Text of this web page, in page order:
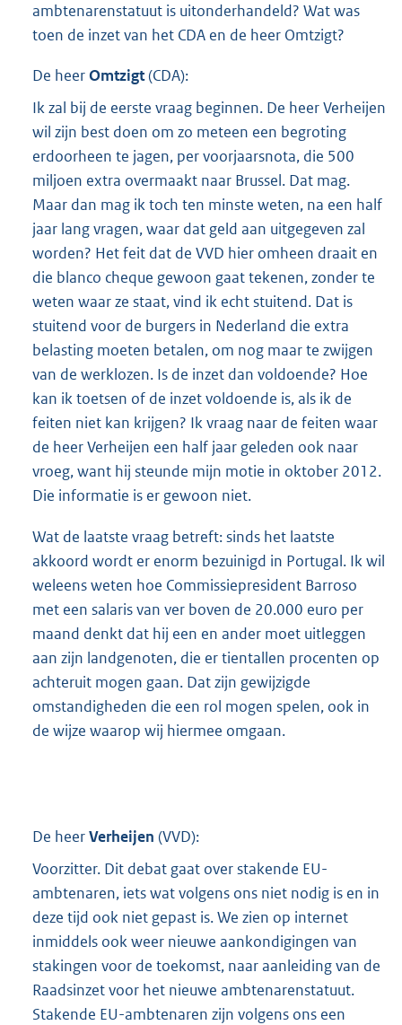
ambtenarenstatuut is uitonderhandeld? Wat was
toen de inzet van het CDA en de heer Omtzigt?
De heerOmtzigt(CDA):
Ik zal bij de eerste vraag beginnen. De heer Verheijen
wil zijn best doen om zo meteen een begroting
erdoorheen te jagen, per voorjaarsnota, die 500
miljoen extra overmaakt naar Brussel. Dat mag.
Maar dan mag ik toch ten minste weten, na een half
jaar lang vragen, waar dat geld aan uitgegeven zal
worden? Het feit dat de VVD hier omheen draait en
die blanco cheque gewoon gaat tekenen, zonder te
weten waar ze staat, vind ik echt stuitend. Dat is
stuitend voor de burgers in Nederland die extra
belasting moeten betalen, om nog maar te zwijgen
van de werklozen. Is de inzet dan voldoende? Hoe
kan ik toetsen of de inzet voldoende is, als ik de
feiten niet kan krijgen? Ik vraag naar de feiten waar
de heer Verheijen een half jaar geleden ook naar
vroeg, want hij steunde mijn motie in oktober 2012.
Die informatie is er gewoon niet.
Wat de laatste vraag betreft: sinds het laatste
akkoord wordt er enorm bezuinigd in Portugal. Ik wil
weleens weten hoe Commissiepresident Barroso
met een salaris van ver boven de 20.000 euro per
maand denkt dat hij een en ander moet uitleggen
aan zijn landgenoten, die er tientallen procenten op
achteruit mogen gaan. Dat zijn gewijzigde
omstandigheden die een rol mogen spelen, ook in
de wijze waarop wij hiermee omgaan.
De heerVerheijen (VVD):
Voorzitter. Dit debat gaat over stakende EU-
ambtenaren, iets wat volgens ons niet nodig is en in
deze tijd ook niet gepast is. We zien op internet
inmiddels ook weer nieuwe aankondigingen van
stakingen voor de toekomst, naar aanleiding van de
Raadsinzet voor het nieuwe ambtenarenstatuut.
Stakende EU-ambtenaren zijn volgens ons een